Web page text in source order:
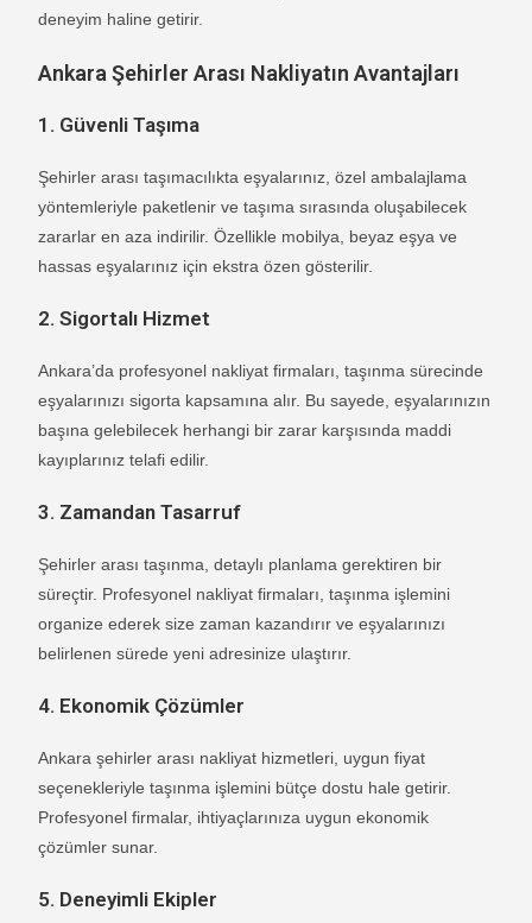
deneyim haline getirir.
Ankara Şehirler Arası Nakliyatın Avantajları
1. Güvenli Taşıma
Şehirler arası taşımacılıkta eşyalarınız, özel ambalajlama
yöntemleriyle paketlenir ve taşıma sırasında oluşabilecek
zararlar en aza indirilir. Özellikle mobilya, beyaz eşya ve
hassas eşyalarınız için ekstra özen gösterilir.
2.Sigortalı Hizmet
Ankara’da profesyonel nakliyat firmaları, taşınma sürecinde
eşyalarınızı sigorta kapsamına alır. Bu sayede, eşyalarınızın
başına gelebilecek herhangi bir zarar karşısında maddi
kayıplarınız telafi edilir.
3. Zamandan Tasarruf
Şehirler arası taşınma, detaylı planlama gerektiren bir
süreçtir. Profesyonel nakliyat firmaları, taşınma işlemini
organize ederek size zaman kazandırır ve eşyalarınızı
belirlenen sürede yeni adresinize ulaştırır.
4. Ekonomik Çözümler
Ankara şehirler arası nakliyat hizmetleri, uygun fiyat
seçenekleriyle taşınma işlemini bütçe dostu hale getirir.
Profesyonel firmalar, ihtiyaçlarınıza uygun ekonomik
çözümler sunar.
5. Deneyimli Ekipler